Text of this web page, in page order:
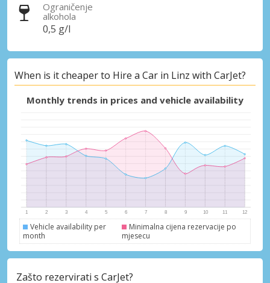
Ograničenje
alkohola
0,5 g/l
When is it cheaper to Hire a Car in Linz with CarJet?
Monthly trends in prices and vehicle availability
Vehicle availability per
month
Minimalna cijena rezervacije po
mjesecu
Zašto rezervirati s CarJet?